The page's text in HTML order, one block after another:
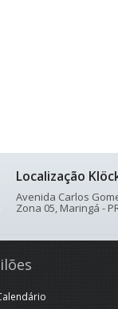
Localização
Avenida Carlos
Zona 05, Maringá -